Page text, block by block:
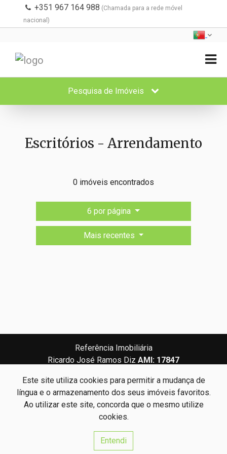
Este site utiliza cookies para permitir a mudança de
língua e o armazenamento dos seus imóveis favoritos.
Ao utilizar este site, concorda que o mesmo utilize
cookies.
Entendi
+351 967 164 988 (Chamada para a rede móvel
nacional)
Pesquisa de Imóveis
Escritórios - Arrendamento
0 imóveis encontrados
6 por página
Mais recentes
Referência Imobiliária
Ricardo José Ramos Diz AMI: 17847
Centros de Resolução de Litígios
Política de Privacidade
Livro de Reclamações
©2026Powered by